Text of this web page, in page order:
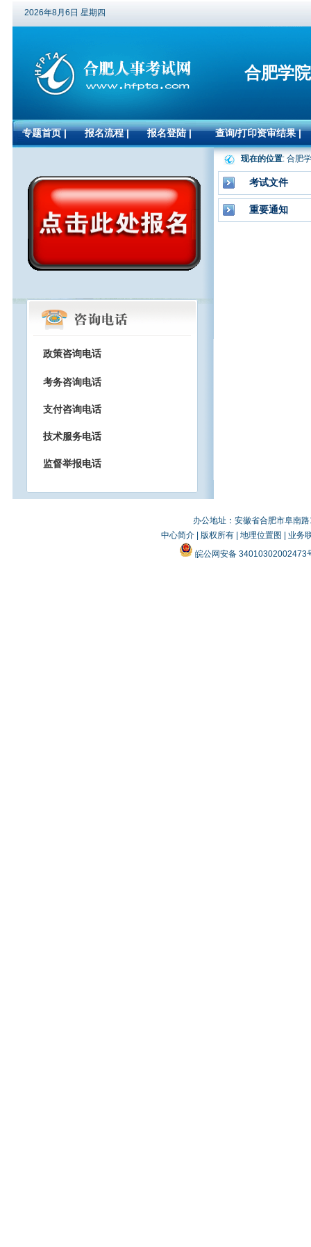
2026年8月6日 星期四
合肥学
专题首页 | 报名流程 | 报名登陆| 查询/打印资审结果|
政策咨询电话
考务咨询电话
支付咨询电话
技术服务电话
监督举报电话
现在的位置: 合肥
考试文件
重要通知
办公地址：安徽省合肥市阜南
中心简介| 版权所有| 地理位置图
业务
皖公网安备 34010302002473